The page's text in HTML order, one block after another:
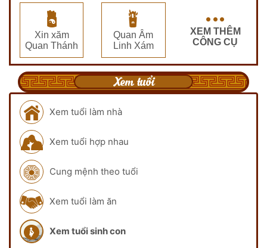
Xin xăm
Quan Thánh
Quan Âm
Linh Xám
XEM THÊM
CÔNG CỤ
Xem tuổi
Xem tuổi làm nhà
Xem tuổi hợp nhau
Cung mệnh theo tuổi
Xem tuổi làm ăn
Xem tuổi sinh con